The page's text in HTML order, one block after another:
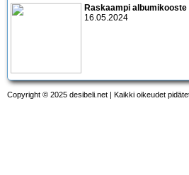
Raskaampi albumikooste
16.05.2024
Copyright © 2025 desibeli.net | Kaikki oikeudet